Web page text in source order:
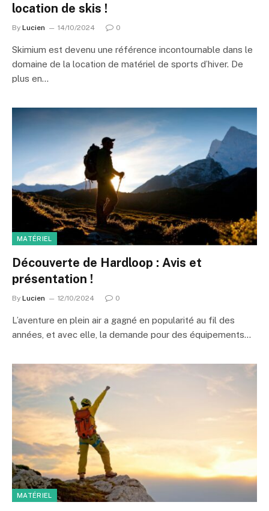
location de skis !
By Lucien 14/10/2024 0
Skimium est devenu une référence incontournable dans le
domaine de la location de matériel de sports d’hiver. De
plus en…
MATÉRIEL
Découverte de Hardloop : Avis et
présentation !
By Lucien 12/10/2024 0
L’aventure en plein air a gagné en popularité au fil des
années, et avec elle, la demande pour des équipements…
MATÉRIEL